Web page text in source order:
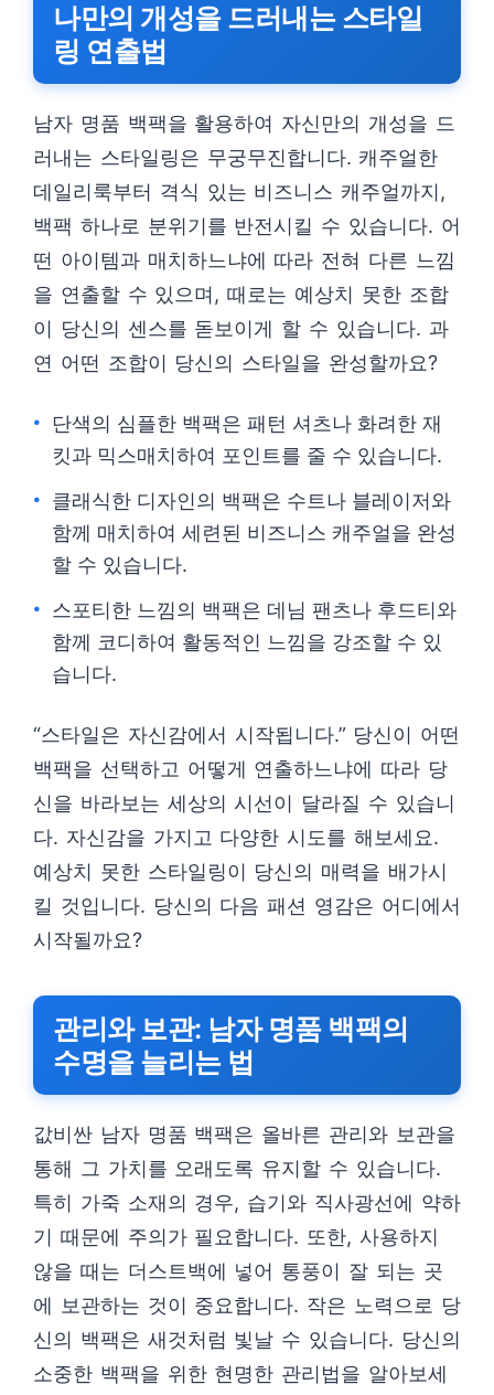
나만의 개성을 드러내는 스타일
링 연출법
남자 명품 백팩을 활용하여 자신만의 개성을 드
러내는 스타일링은 무궁무진합니다. 캐주얼한
데일리룩부터 격식 있는 비즈니스 캐주얼까지,
백팩 하나로 분위기를 반전시킬 수 있습니다. 어
떤 아이템과 매치하느냐에 따라 전혀 다른 느낌
을 연출할 수 있으며, 때로는 예상치 못한 조합
이 당신의 센스를 돋보이게 할 수 있습니다. 과
연 어떤 조합이 당신의 스타일을 완성할까요?
단색의 심플한 백팩은 패턴 셔츠나 화려한 재
킷과 믹스매치하여 포인트를 줄 수 있습니다.
클래식한 디자인의 백팩은 수트나 블레이저와
함께 매치하여 세련된 비즈니스 캐주얼을 완성
할 수 있습니다.
스포티한 느낌의 백팩은 데님 팬츠나 후드티와
함께 코디하여 활동적인 느낌을 강조할 수 있
습니다.
“스타일은 자신감에서 시작됩니다.” 당신이 어떤
백팩을 선택하고 어떻게 연출하느냐에 따라 당
신을 바라보는 세상의 시선이 달라질 수 있습니
다. 자신감을 가지고 다양한 시도를 해보세요.
예상치 못한 스타일링이 당신의 매력을 배가시
킬 것입니다. 당신의 다음 패션 영감은 어디에서
시작될까요?
관리와 보관: 남자 명품 백팩의
수명을 늘리는 법
값비싼 남자 명품 백팩은 올바른 관리와 보관을
통해 그 가치를 오래도록 유지할 수 있습니다.
특히 가죽 소재의 경우, 습기와 직사광선에 약하
기 때문에 주의가 필요합니다. 또한, 사용하지
않을 때는 더스트백에 넣어 통풍이 잘 되는 곳
에 보관하는 것이 중요합니다. 작은 노력으로 당
신의 백팩은 새것처럼 빛날 수 있습니다. 당신의
소중한 백팩을 위한 현명한 관리법을 알아보세